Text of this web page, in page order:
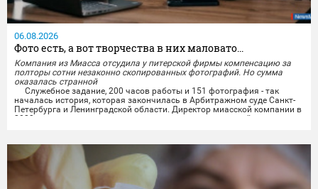
06.08.2026
Фото есть, а вот творчества в них маловато...
Компания из Миасса отсудила у питерской фирмы компенсацию за
полторы сотни незаконно скопированных фотографий. Но сумма
оказалась странной
Служебное задание, 200 часов работы и 151 фотография - так
началась история, которая закончилась в Арбитражном суде Санкт-
Петербурга и Ленинградской области. Директор миасской компании в
2023 году снимала товары организации для интернет-сайта: по
Исключительные права на...